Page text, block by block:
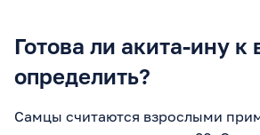
Готова ли акита-ину к
определить?
Самцы считаются взрослыми